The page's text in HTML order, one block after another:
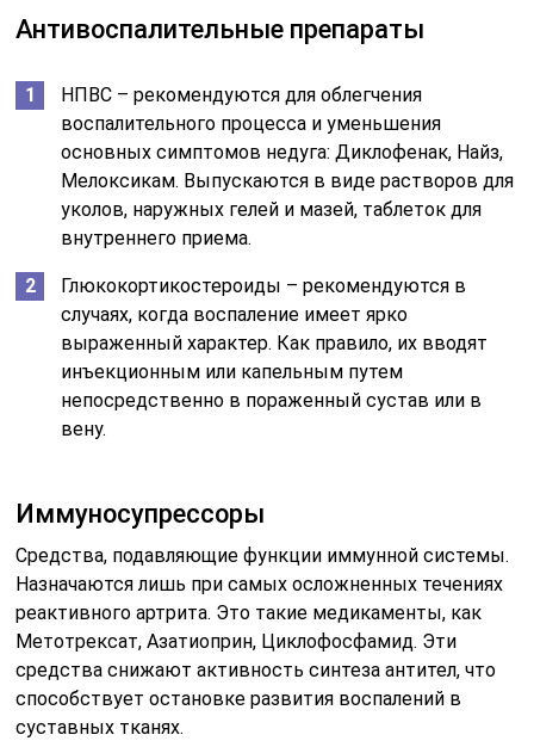
Антивоспалительные препараты
НПВС – рекомендуются для облегчения
воспалительного процесса и уменьшения
основных симптомов недуга: Диклофенак, Найз,
Мелоксикам. Выпускаются в виде растворов для
уколов, наружных гелей и мазей, таблеток для
внутреннего приема.
Глюкокортикостероиды – рекомендуются в
случаях, когда воспаление имеет ярко
выраженный характер. Как правило, их вводят
инъекционным или капельным путем
непосредственно в пораженный сустав или в
вену.
Иммуносупрессоры
Средства, подавляющие функции иммунной системы.
Назначаются лишь при самых осложненных течениях
реактивного артрита. Это такие медикаменты, как
Метотрексат, Азатиоприн, Циклофосфамид. Эти
средства снижают активность синтеза антител, что
способствует остановке развития воспалений в
суставных тканях.